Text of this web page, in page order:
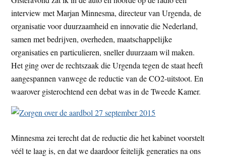
i
t
e
e
z
e
s
i
t
e
interview met Marjan Minnesma, directeur van Urgenda, de
organisatie voor duurzaamheid en innovatie die Nederland,
samen met bedrijven, overheden, maatschappelijke
organisaties en particulieren, sneller duurzaam wil maken.
Het ging over de rechtszaak die Urgenda tegen de staat heeft
aangespannen vanwege de reductie van de CO2-uitstoot. En
waarover gisterochtend een debat was in de Tweede Kamer.
Minnesma zei terecht dat de reductie die het kabinet voorstelt
véél te laag is, en dat we daardoor feitelijk generaties na ons